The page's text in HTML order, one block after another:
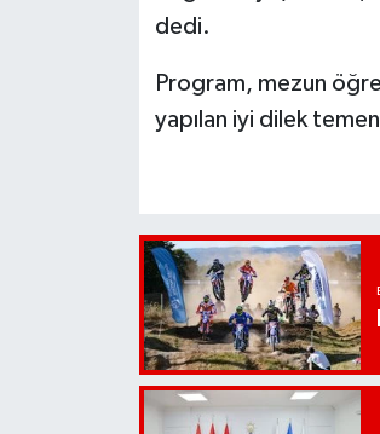
dedi.
Program, mezun
yapılan iyi dilek